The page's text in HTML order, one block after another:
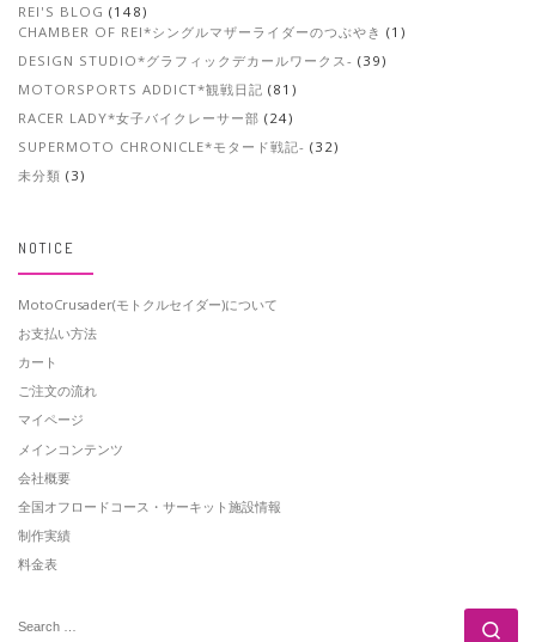
REI'S BLOG (148)
CHAMBER OF REI*シングルマザーライダーのつぶやき (1)
DESIGN STUDIO*グラフィックデカールワークス- (39)
MOTORSPORTS ADDICT*観戦日記 (81)
RACER LADY*女子バイクレーサー部 (24)
SUPERMOTO CHRONICLE*モタード戦記- (32)
未分類 (3)
NOTICE
MotoCrusader(モトクルセイダー)について
お支払い方法
カート
ご注文の流れ
マイページ
メインコンテンツ
会社概要
全国オフロードコース・サーキット施設情報
制作実績
料金表